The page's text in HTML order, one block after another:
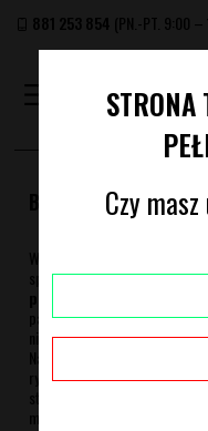
881 253 854 (PN.-PT. 9:00 –
BLETKI RYŻOWE
W tej kategorii znajdziesz
sprasowanego ryżu.
papieru ryżowego jest
palą się wolno, równo i nie
niewielkiej pozostałości po
Na Bletki.com znajdziesz
ryżowe na rolce i bibułki
stożków. Wypróbuj je sam i
marzenie każdego palacza.
STRONA
Czy